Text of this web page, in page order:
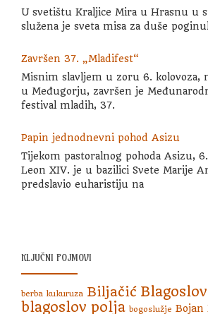
U svetištu Kraljice Mira u Hrasnu u
služena je sveta misa za duše
Završen 37. „Mladifest“
Misnim slavljem u zoru 6. kolovoza,
u Međugorju, završen je
festival mladih, 37.
Papin jednodnevni pohod Asizu
Tijekom pastoralnog pohoda Asizu,
Leon XIV. je u bazilici Svete Marije
predslavio euharistiju na
KLJUČNI POJMOVI
berba kukuruza Biljačić
blagoslov polja bogoslužje Bojan